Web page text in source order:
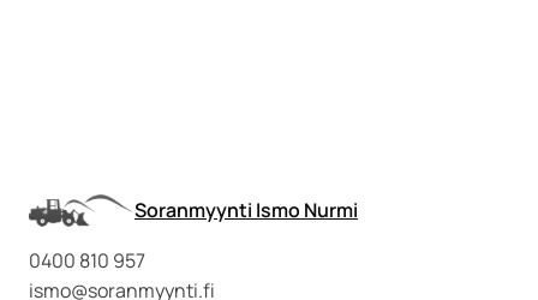
Soranmyynti Ismo Nurmi
0400 810 957
ismo@soranmyynti.fi